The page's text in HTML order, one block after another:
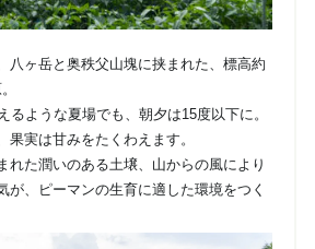
八ヶ岳と奥秩父山塊に挟まれた、標高約
るような夏場でも、朝夕は15度以下に。
果実は甘みをたくわえます。
れた潤いのある土壌、山からの風により
が、ピーマンの生育に適した環境をつく